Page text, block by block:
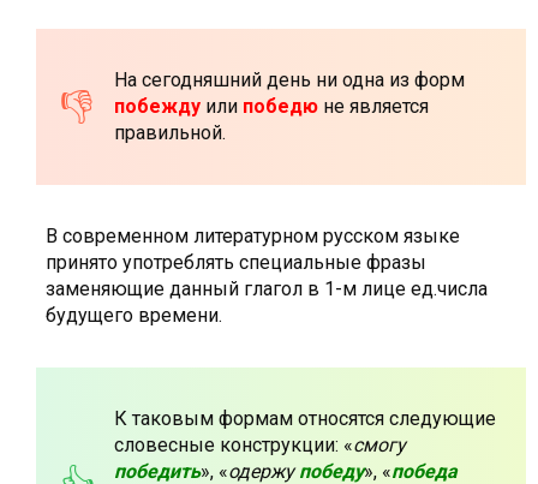
На сегодняшний день ни одна из форм
побежду или победю не является
правильной.
В современном литературном русском языке
принято употреблять специальные фразы
заменяющие данный глагол в 1-м лице ед.числа
будущего времени.
К таковым формам относятся следующие
словесные конструкции: «смогу
победить», «одержупобеду», «победа